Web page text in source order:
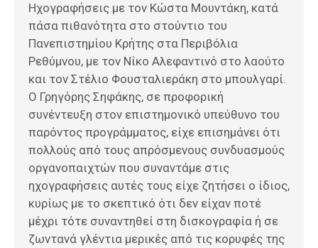
Ηχογραφήσεις με τον Κώστα Μουντάκη, κατά
πάσα πιθανότητα στο στούντιο του
Πανεπιστημίου Κρήτης στα Περιβόλια
Ρεθύμνου, με τον Νίκο Αλεφαντινό στο λαούτο
και τον Στέλιο Φουσταλιεράκη στο μπουλγαρί.
Ο Γρηγόρης Σηφάκης, σε προφορική
συνέντευξη στον επιστημονικό υπεύθυνο του
παρόντος προγράμματος, είχε επισημάνει ότι
πολλούς από τους απρόσμενους συνδυασμούς
οργανοπαιχτών που συναντάμε στις
ηχογραφήσεις αυτές τους είχε ζητήσει ο ίδιος,
κυρίως με το σκεπτικό ότι δεν είχαν ποτέ
μέχρι τότε συναντηθεί στη δισκογραφία ή σε
ζωντανά γλέντια μερικές από τις κορυφές της